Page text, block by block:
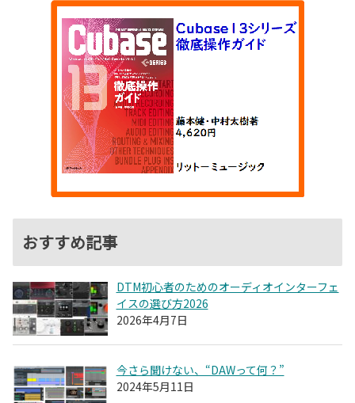
おすすめ記事
DTM初心者のためのオーディオインターフェ
イスの選び方2026
2026年4月7日
今さら聞けない、“DAWって何？”
2024年5月11日